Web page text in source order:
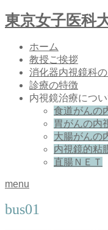
東京女子医科
ホーム
教授ご挨拶
消化器内視鏡科
診療の特徴
内視鏡治療につ
食道がんの
胃がんの内
大腸がんの
内視鏡的粘
直腸ＮＥＴ
menu
bus01